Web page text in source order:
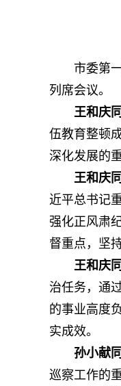
市委第
列席会议。
王和庆
伍教育整顿
深化发展的
王和庆
近平总书记
强化正风肃
督重点，坚
王和庆
治任务，通
的事业高度
实成效。
孙小献
巡察工作的